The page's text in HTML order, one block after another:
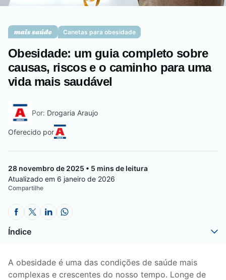
Saúde do homem
Canetas para obesidade
Obesidade: um guia completo sobre
causas, riscos e o caminho para uma
vida mais saudável
Por: Drogaria Araujo
Oferecido por
28 novembro de 2025 • 5 mins de leitura
Atualizado em 6 janeiro de 2026
Compartilhe
Índice
A obesidade é uma das condições de saúde mais
complexas e crescentes do nosso tempo. Longe de